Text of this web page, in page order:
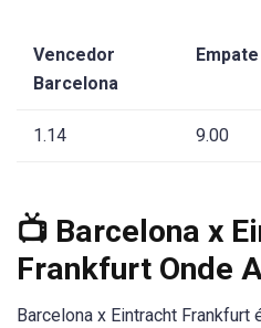
Vencedor
Barcelona
Empate
1.14 9.00
📺 Barcelona x
Frankfurt Onde
Barcelona x Eintracht Frankfurt